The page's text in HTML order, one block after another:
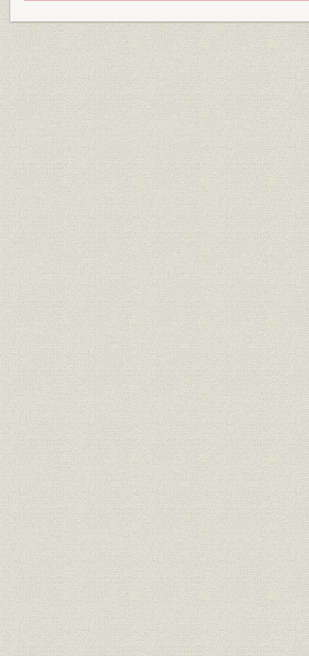
第五節 会計
第三章 研究調査、資料蒐集、出版物
第一節 部会及部会総会
第二節 特別委員会
第三節 資料蒐集
第四節 規格統一
第五節 出版物
第四章 建議、陳情、答申
第一節 建議及陳情
第二節 諮問答申
第三節 実行対策
第五章 国際的会議並に交渉、他団体との共同動作
第一節 国際的会議並に交渉
第二節 他団体との共同動作
第六章 智識普及、指導奨励
第一節 博覧会及展覧会
第二節 電気週間
第三節 講演会、映画会
第四節 講習会
第五節 懸賞募集
第六節 樺島奨励基金
第七章 業務部
第一節 電気計器試験事業